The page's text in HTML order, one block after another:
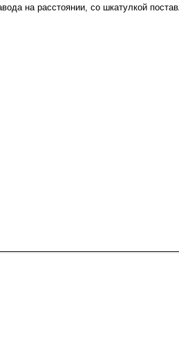
на расстоянии, со шкатулкой